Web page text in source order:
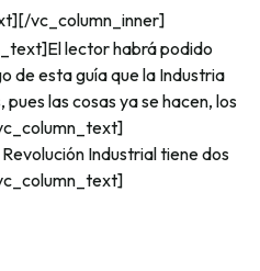
vc_column_inner]
lector habrá podido
de esta guía que la Industria
las cosas ya se hacen, los
Industrial tiene dos